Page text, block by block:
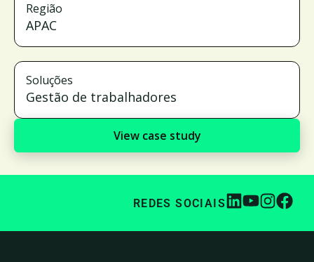
Região
APAC
Soluções
Gestão de trabalhadores
View case study
REDES SOCIAIS